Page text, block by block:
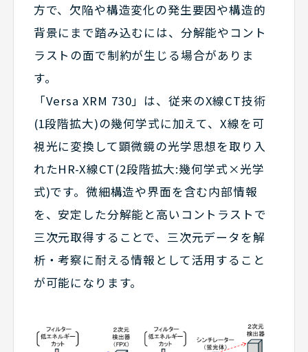
方で、欠陥や構造変化の発生要因や構造的
背景にまで踏み込むには、分解能やコント
ラストの面で制約が生じる場合がありま
す。
「Versa XRM 730」は、従来のX線CT技術
(1段階拡大)の幾何学式に加えて、X線を可
視光に変換して顕微鏡の光学思想を取り入
れたHR-X線CT(2段階拡大:幾何学式×光学
式)です。微細構造や界面を含む内部情報
を、安定した分解能と高いコントラストで
三次元取得することで、三次元データを解
析・考察に耐える情報として活用すること
が可能になります。